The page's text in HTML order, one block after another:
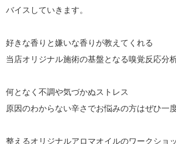
バイスしていきます。
好きな香りと嫌いな香りが教えてくれる
当店オリジナル施術の基盤となる嗅覚反応分析
何となく不調や気づかぬストレス
原因のわからない辛さでお悩みの方はぜひ一